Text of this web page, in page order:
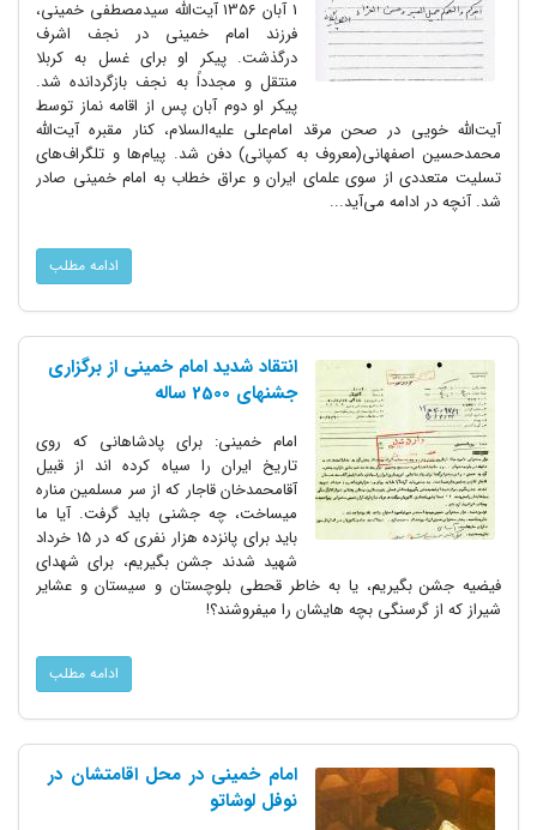
1 آبان 1356 آیت‌الله سیدمصطفی خمینی،
فرزند امام خمینی در نجف اشرف
درگذشت. پیکر او برای غسل به کربلا
منتقل و مجدداً به نجف بازگردانده شد.
پیکر او دوم آبان پس از اقامه نماز توسط
آیت‌الله خویی در صحن مرقد امام‌علی علیه‌السلام، کنار مقبره آیت‌الله
محمدحسین اصفهانی(معروف به کمپانی) دفن شد. پیام‌ها و تلگراف‌های
تسلیت متعددی از سوی علمای ایران و عراق خطاب به امام خمینی صادر
شد. آنچه در ادامه می‌آید...
ادامه مطلب
انتقاد شدید امام خمینی از برگزاری
جشنهای 2500 ساله
امام خمینی: برای پادشاهانی که روی
تاریخ ایران را سیاه کرده اند از قبیل
آقامحمدخان قاجار که از سر مسلمین مناره
میساخت، چه جشنی باید گرفت. آیا ما
باید برای پانزده هزار نفری که در 15 خرداد
شهید شدند جشن بگیریم، برای شهدای
فیضیه جشن بگیریم، یا به خاطر قحطی بلوچستان و سیستان و عشایر
شیراز که از گرسنگی بچه هایشان را میفروشند؟!
ادامه مطلب
امام خمینی در محل اقامتشان در
نوفل لوشاتو